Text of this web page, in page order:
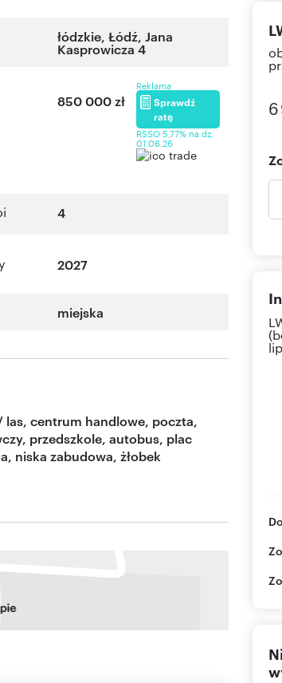
łódzkie,Łódź,Jana
Kasprowicza 4
850 000 zł
Reklama
Sprawdź
ratę
RSSO 5,77% na dz.
01.06.26
4
2027
miejska
las, centrum handlowe, poczta,
przedszkole, autobus, plac
niska zabudowa, żłobek